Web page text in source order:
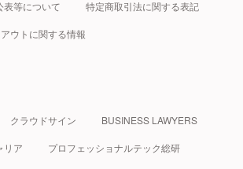
表等について 特定商取引法に関する表記
ウトに関する情報
クラウドサイン BUSINESS LAWYERS
リア プロフェッショナルテック総研